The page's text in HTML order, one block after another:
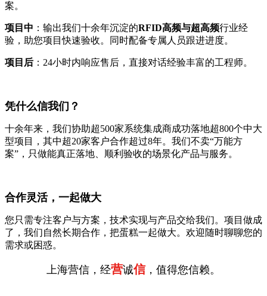
案。
项目中 ：输出我们十余年沉淀的RFID高频与超高频行业经
验，助您项目快速验收。同时配备专属人员跟进进度。
项目后 ：24小时内响应售后，直接对话经验丰富的工程师。
凭什么信我们？
十余年来，我们协助超500家系统集成商成功落地超800个中大
型项目，其中超20家客户合作超过8年。我们不卖“万能方
案”，只做能真正落地、顺利验收的场景化产品与服务。
合作灵活，一起做大
您只需专注客户与方案，技术实现与产品交给我们。项目做成
了，我们自然长期合作，把蛋糕一起做大。欢迎随时聊聊您的
需求或困惑。
上海营信，经营诚信，值得您信赖。